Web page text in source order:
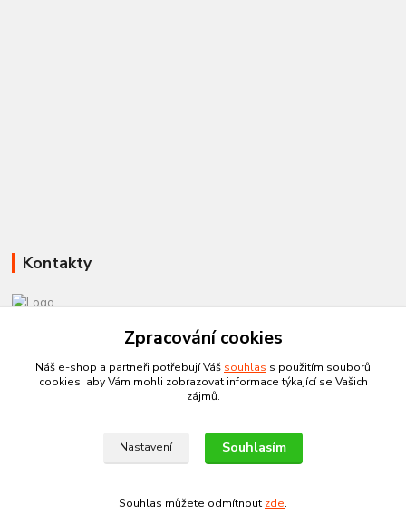
Kontakty
info@czechtherm.cz
Zpracování cookies
Náš e-shop a partneři potřebují Váš souhlas s použitím souborů
cookies, aby Vám mohli zobrazovat informace týkající se Vašich
zájmů.
Nastavení Souhlasím
Souhlas můžete odmítnout zde.